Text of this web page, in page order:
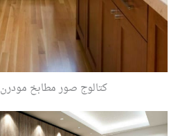
كتالوج صور مطابخ مودرن 2026